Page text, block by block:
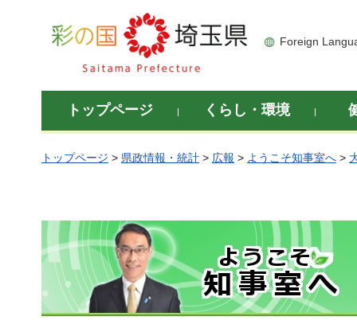
彩の国 埼玉県
Foreign
トップページ くらし・環境
トップページ > 県政情報・統計 > 広報 > ようこそ知事室へ >